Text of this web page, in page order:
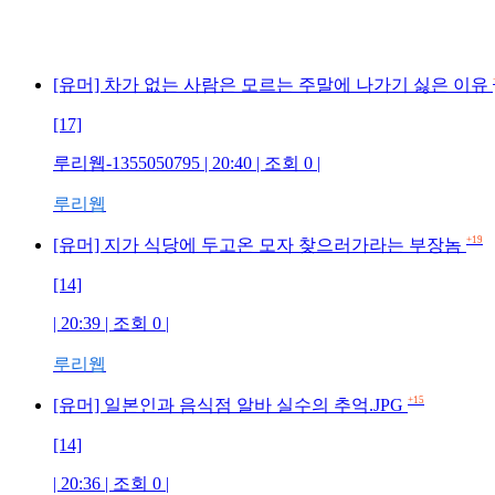
[유머] 차가 없는 사람은 모르는 주말에 나가기 싫은 이유
[17]
루리웹-1355050795 | 20:40 | 조회 0 |
루리웹
[유머] 지가 식당에 두고온 모자 찾으러가라는 부장놈 +19
[14]
| 20:39 | 조회 0 |
루리웹
[유머] 일본인과 음식점 알바 실수의 추억.JPG +15
[14]
| 20:36 | 조회 0 |